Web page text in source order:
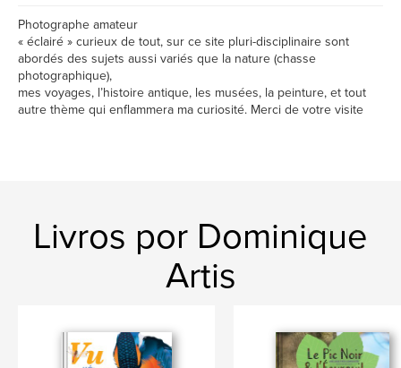
Photographe amateur
« éclairé » curieux de tout, sur ce site pluri-disciplinaire sont
abordés des sujets aussi variés que la nature (chasse
photographique),
mes voyages, l’histoire antique, les musées, la peinture, et tout
autre thème qui enflammera ma curiosité. Merci de votre visite
Livros por Dominique
Artis